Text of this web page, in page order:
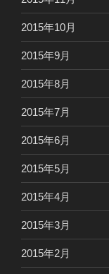
2015年10月
2015年9月
2015年8月
2015年7月
2015年6月
2015年5月
2015年4月
2015年3月
2015年2月